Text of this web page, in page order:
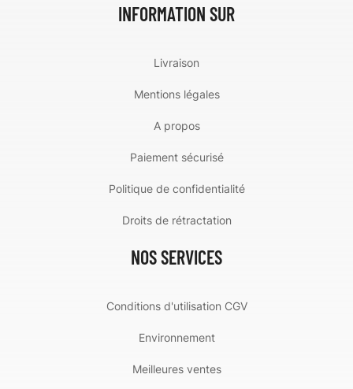
INFORMATION SUR
Livraison
Mentions légales
A propos
Paiement sécurisé
Politique de confidentialité
Droits de rétractation
NOS SERVICES
Conditions d'utilisation CGV
Environnement
Meilleures ventes